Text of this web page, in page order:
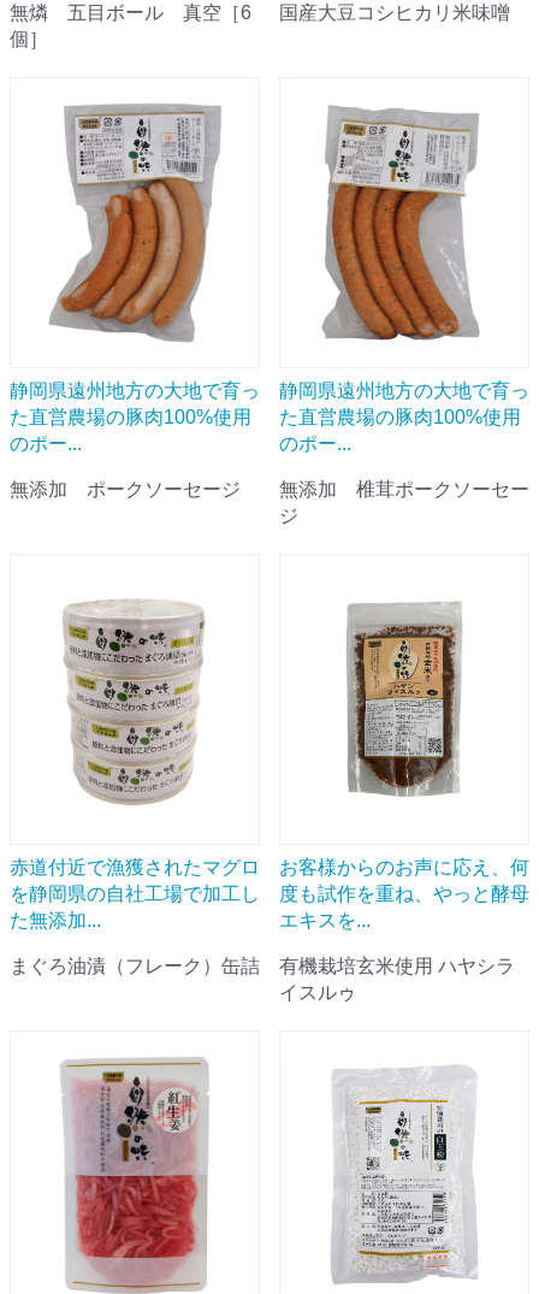
無燐 五目ボール 真空［6
個］
国産大豆コシヒカリ米味噌
静岡県遠州地方の大地で育っ
た直営農場の豚肉100%使用
のポー...
無添加 ポークソーセージ
静岡県遠州地方の大地で育っ
た直営農場の豚肉100%使用
のポー...
無添加 椎茸ポークソーセー
ジ
赤道付近で漁獲されたマグロ
を静岡県の自社工場で加工し
た無添加...
まぐろ油漬（フレーク）缶詰
お客様からのお声に応え、何
度も試作を重ね、やっと酵母
エキスを...
有機栽培玄米使用 ハヤシラ
イスルゥ